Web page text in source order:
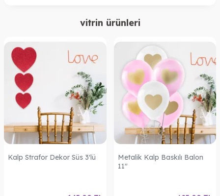
vitrin ürünleri
Kalp Strafor Dekor Süs 3'lü
Metalik Kalp Baskılı Balon
11"